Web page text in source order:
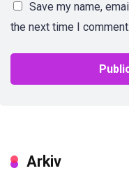
Save my name,
the next time I comment.
Arkiv